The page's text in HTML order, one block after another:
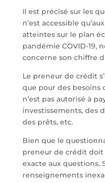
Il est précisé sur les
n’est accessible
atteintes sur le plan
pandémie COVID-19,
concerne son chiffre
Le preneur de crédit
que pour des besoins
n’est pas autorisé à
investissements, des
des prêts, etc.
Bien que le
preneur de crédit
exacte aux questions.
renseignements